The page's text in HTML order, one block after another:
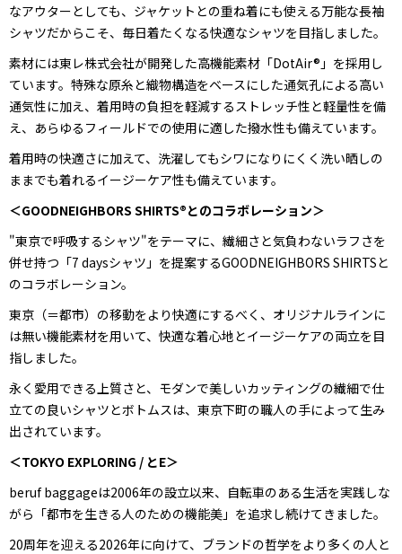
なアウターとしても、ジャケットとの重ね着にも使える万能な長袖
シャツだからこそ、毎日着たくなる快適なシャツを目指しました。
素材には東レ株式会社が開発した高機能素材「DotAir®」を採用し
ています。特殊な原糸と織物構造をベースにした通気孔による高い
通気性に加え、着用時の負担を軽減するストレッチ性と軽量性を備
え、あらゆるフィールドでの使用に適した撥水性も備えています。
着用時の快適さに加えて、洗濯してもシワになりにくく洗い晒しの
ままでも着れるイージーケア性も備えています。
＜GOODNEIGHBORS SHIRTS®とのコラボレーション＞
"東京で呼吸するシャツ"をテーマに、繊細さと気負わないラフさを
併せ持つ「7 daysシャツ」を提案するGOODNEIGHBORS SHIRTSと
のコラボレーション。
東京（＝都市）の移動をより快適にするべく、オリジナルラインに
は無い機能素材を用いて、快適な着心地とイージーケアの両立を目
指しました。
永く愛用できる上質さと、モダンで美しいカッティングの繊細で仕
立ての良いシャツとボトムスは、東京下町の職人の手によって生み
出されています。
＜TOKYO EXPLORING / とE＞
beruf baggageは2006年の設立以来、自転車のある生活を実践しな
がら「都市を生きる人のための機能美」を追求し続けてきました。
20周年を迎える2026年に向けて、ブランドの哲学をより多くの人と